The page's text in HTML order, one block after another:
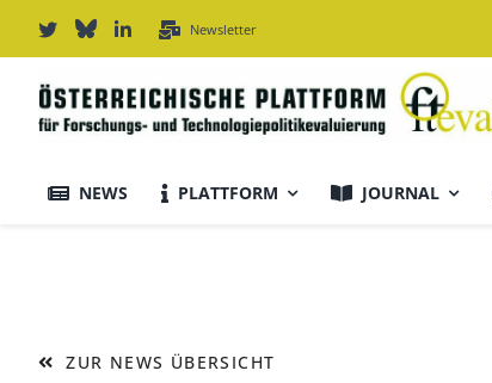
Inhalt
springen
Newsletter
NEWS PLATTFORM JOURNAL
ZUR NEWS ÜBERSICHT